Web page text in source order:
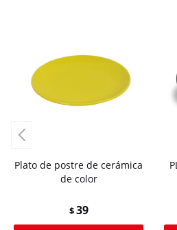
Plato de postre de cerámica
de color
$39